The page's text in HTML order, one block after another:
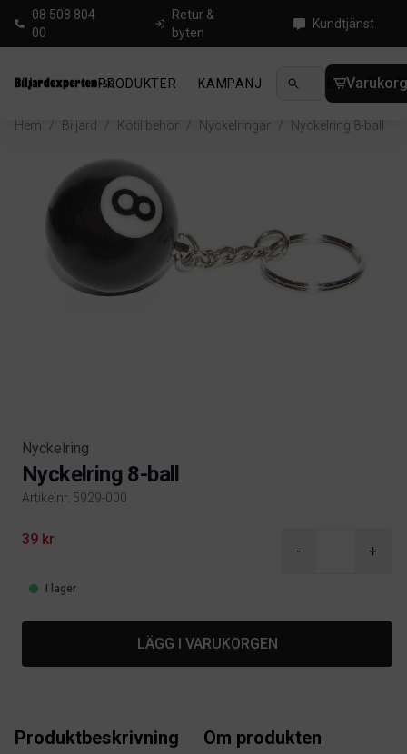
08 508 804
00
Retur &
byten
Kundtjänst
PRODUKTER KAMPANJ NYHETER
Hem / Biljard / Kötillbehör / Nyckelringar / Nyckelring 8-ball
Nyckelring
Nyckelring 8-ball
Artikelnr. 5929-000
Product information
39 kr
- +
I lager
LÄGG I VARUKORGEN
Produktbeskrivning Om produkten